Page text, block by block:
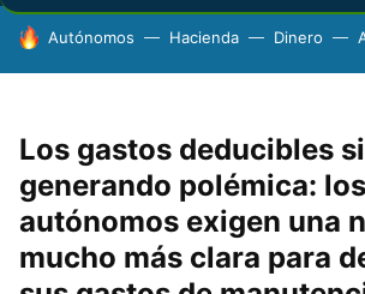
HOY SE HABLA DE
Autónomos Hacienda Dinero
Los gastos deducibles
generando polémica: los
autónomos exigen una
mucho más clara para